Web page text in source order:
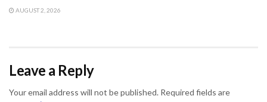
AUGUST 2, 2026
Leave a Reply
Your email address will not be published. Required fields are